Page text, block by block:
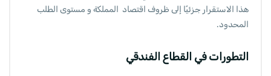
هذا الاستقرار جزئيًا إلى ظروف اقتصاد المملكة و مستوى الطلب
المحدود.
التطورات في القطاع الفندقي